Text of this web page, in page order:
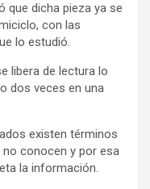
que dicha pieza ya se
con las
lo estudió.
libera de lectura lo
dos veces en una
existen términos
conocen y por esa
la información.